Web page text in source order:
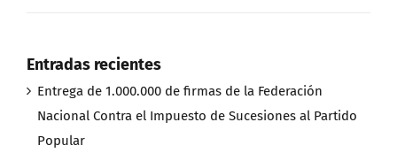
Entradas recientes
Entrega de 1.000.000 de firmas de la Federación
Nacional Contra el Impuesto de Sucesiones al Partido
Popular